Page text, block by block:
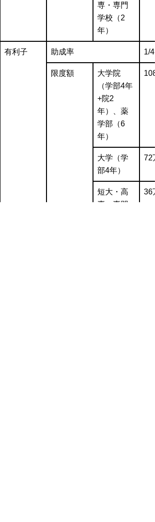
専・専門
学校（2
年）
有利子 助成率 1/4
限度額
大学院
（学部4年
+院2
年）、薬
学部（6
年）
大学（学
部4年）
72
短大・高
専・専門
36